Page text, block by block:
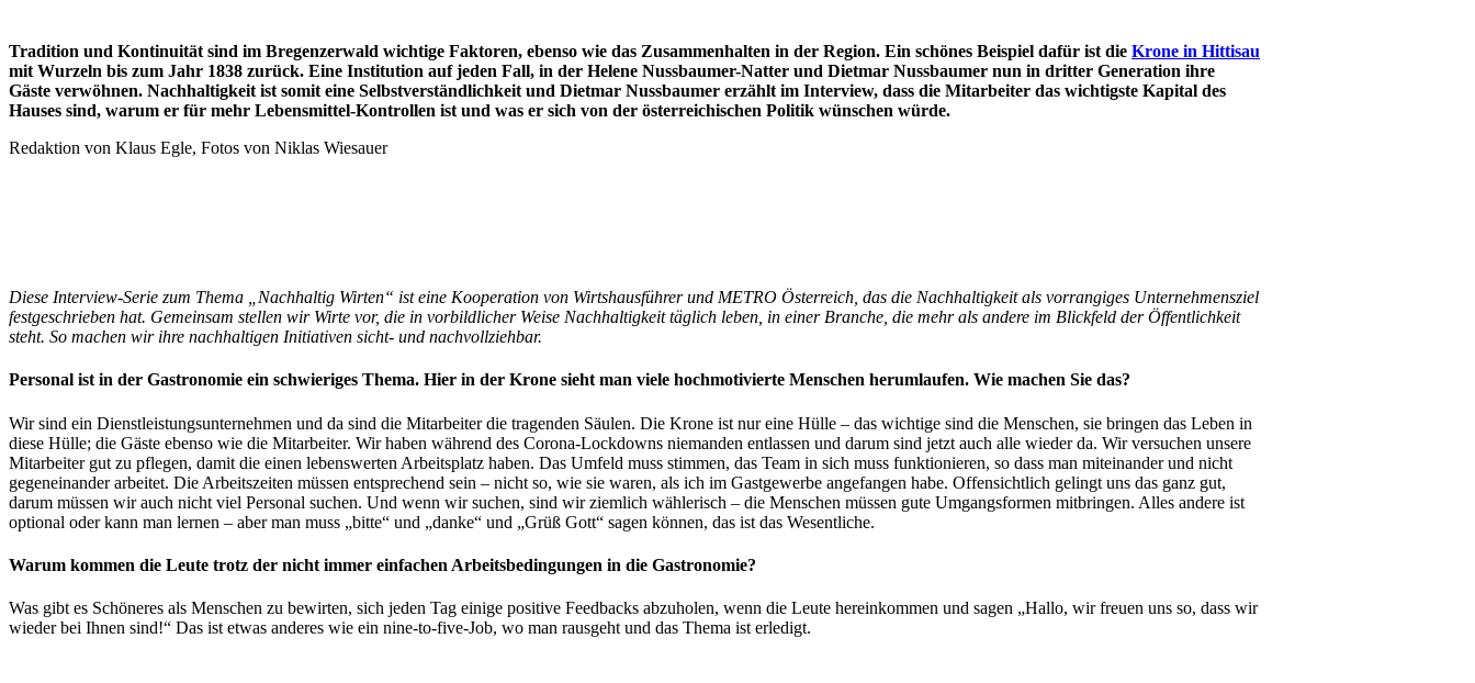
Tradition und Kontinuität sind im Bregenzerwald wichtige Faktoren, ebenso wie das Zusammenhalten in der Region. Ein schönes Beispiel dafür ist die Krone in Hittisau
mit Wurzeln bis zum Jahr 1838 zurück. Eine Institution auf jeden Fall, in der Helene Nussbaumer-Natter und Dietmar Nussbaumer nun in dritter Generation ihre
Gäste verwöhnen. Nachhaltigkeit ist somit eine Selbstverständlichkeit und Dietmar Nussbaumer erzählt im Interview, dass die Mitarbeiter das wichtigste Kapital des
Hauses sind, warum er für mehr Lebensmittel-Kontrollen ist und was er sich von der österreichischen Politik wünschen würde.
Redaktion von Klaus Egle, Fotos von Niklas Wiesauer
Diese Interview-Serie zum Thema „Nachhaltig Wirten“ ist eine Kooperation von Wirtshausführer und METRO Österreich, das die Nachhaltigkeit als vorrangiges Unternehmensziel
festgeschrieben hat. Gemeinsam stellen wir Wirte vor, die in vorbildlicher Weise Nachhaltigkeit täglich leben, in einer Branche, die mehr als andere im Blickfeld der Öffentlichkeit
steht. So machen wir ihre nachhaltigen Initiativen sicht- und nachvollziehbar.
Personal ist in der Gastronomie ein schwieriges Thema. Hier in der Krone sieht man viele hochmotivierte Menschen herumlaufen. Wie machen Sie das?
Wir sind ein Dienstleistungsunternehmen und da sind die Mitarbeiter die tragenden Säulen. Die Krone ist nur eine Hülle – das wichtige sind die Menschen, sie bringen das Leben in
diese Hülle; die Gäste ebenso wie die Mitarbeiter. Wir haben während des Corona-Lockdowns niemanden entlassen und darum sind jetzt auch alle wieder da. Wir versuchen unsere
Mitarbeiter gut zu pflegen, damit die einen lebenswerten Arbeitsplatz haben. Das Umfeld muss stimmen, das Team in sich muss funktionieren, so dass man miteinander und nicht
gegeneinander arbeitet. Die Arbeitszeiten müssen entsprechend sein – nicht so, wie sie waren, als ich im Gastgewerbe angefangen habe. Offensichtlich gelingt uns das ganz gut,
darum müssen wir auch nicht viel Personal suchen. Und wenn wir suchen, sind wir ziemlich wählerisch – die Menschen müssen gute Umgangsformen mitbringen. Alles andere ist
optional oder kann man lernen – aber man muss „bitte“ und „danke“ und „Grüß Gott“ sagen können, das ist das Wesentliche.
Warum kommen die Leute trotz der nicht immer einfachen Arbeitsbedingungen in die Gastronomie?
Was gibt es Schöneres als Menschen zu bewirten, sich jeden Tag einige positive Feedbacks abzuholen, wenn die Leute hereinkommen und sagen „Hallo, wir freuen uns so, dass wir
wieder bei Ihnen sind!“ Das ist etwas anderes wie ein nine-to-five-Job, wo man rausgeht und das Thema ist erledigt.